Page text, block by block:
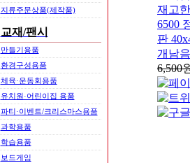
지류주문상품(제작품)
교재/팬시
만들기용품
환경구성용품
체육·운동회용품
유치원·어린이집 용품
파티·이벤트/크리스마스용품
과학용품
학습용품
보드게임
재고
6500
판
개남음
6,500